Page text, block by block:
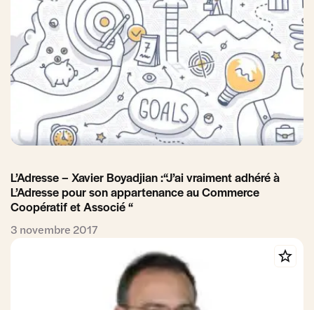
L’Adresse – Xavier Boyadjian :“J’ai vraiment adhéré à
L’Adresse pour son appartenance au Commerce
Coopératif et Associé “
3 novembre 2017